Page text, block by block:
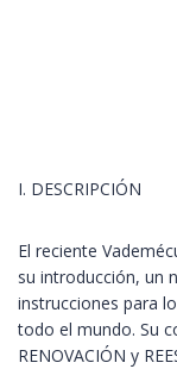
I. DESCRIPCIÓN
El reciente
su introducción, un
instrucciones para
todo el mundo. Su
RENOVACIÓN y